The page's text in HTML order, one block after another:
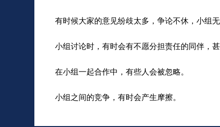
有时候大家的意见纷歧太多，争论不休，小组
小组讨论时，有时会有不愿分担责任的同伴，
在小组一起合作中，有些人会被忽略。
小组之间的竞争，有时会产生摩擦。